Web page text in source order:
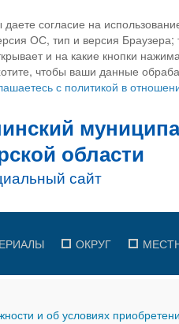
согласие на
ОС, тип и версия Браузера;
и на какие кнопки
чтобы ваши данные
с политикой в
ОКРУГ
и об условиях